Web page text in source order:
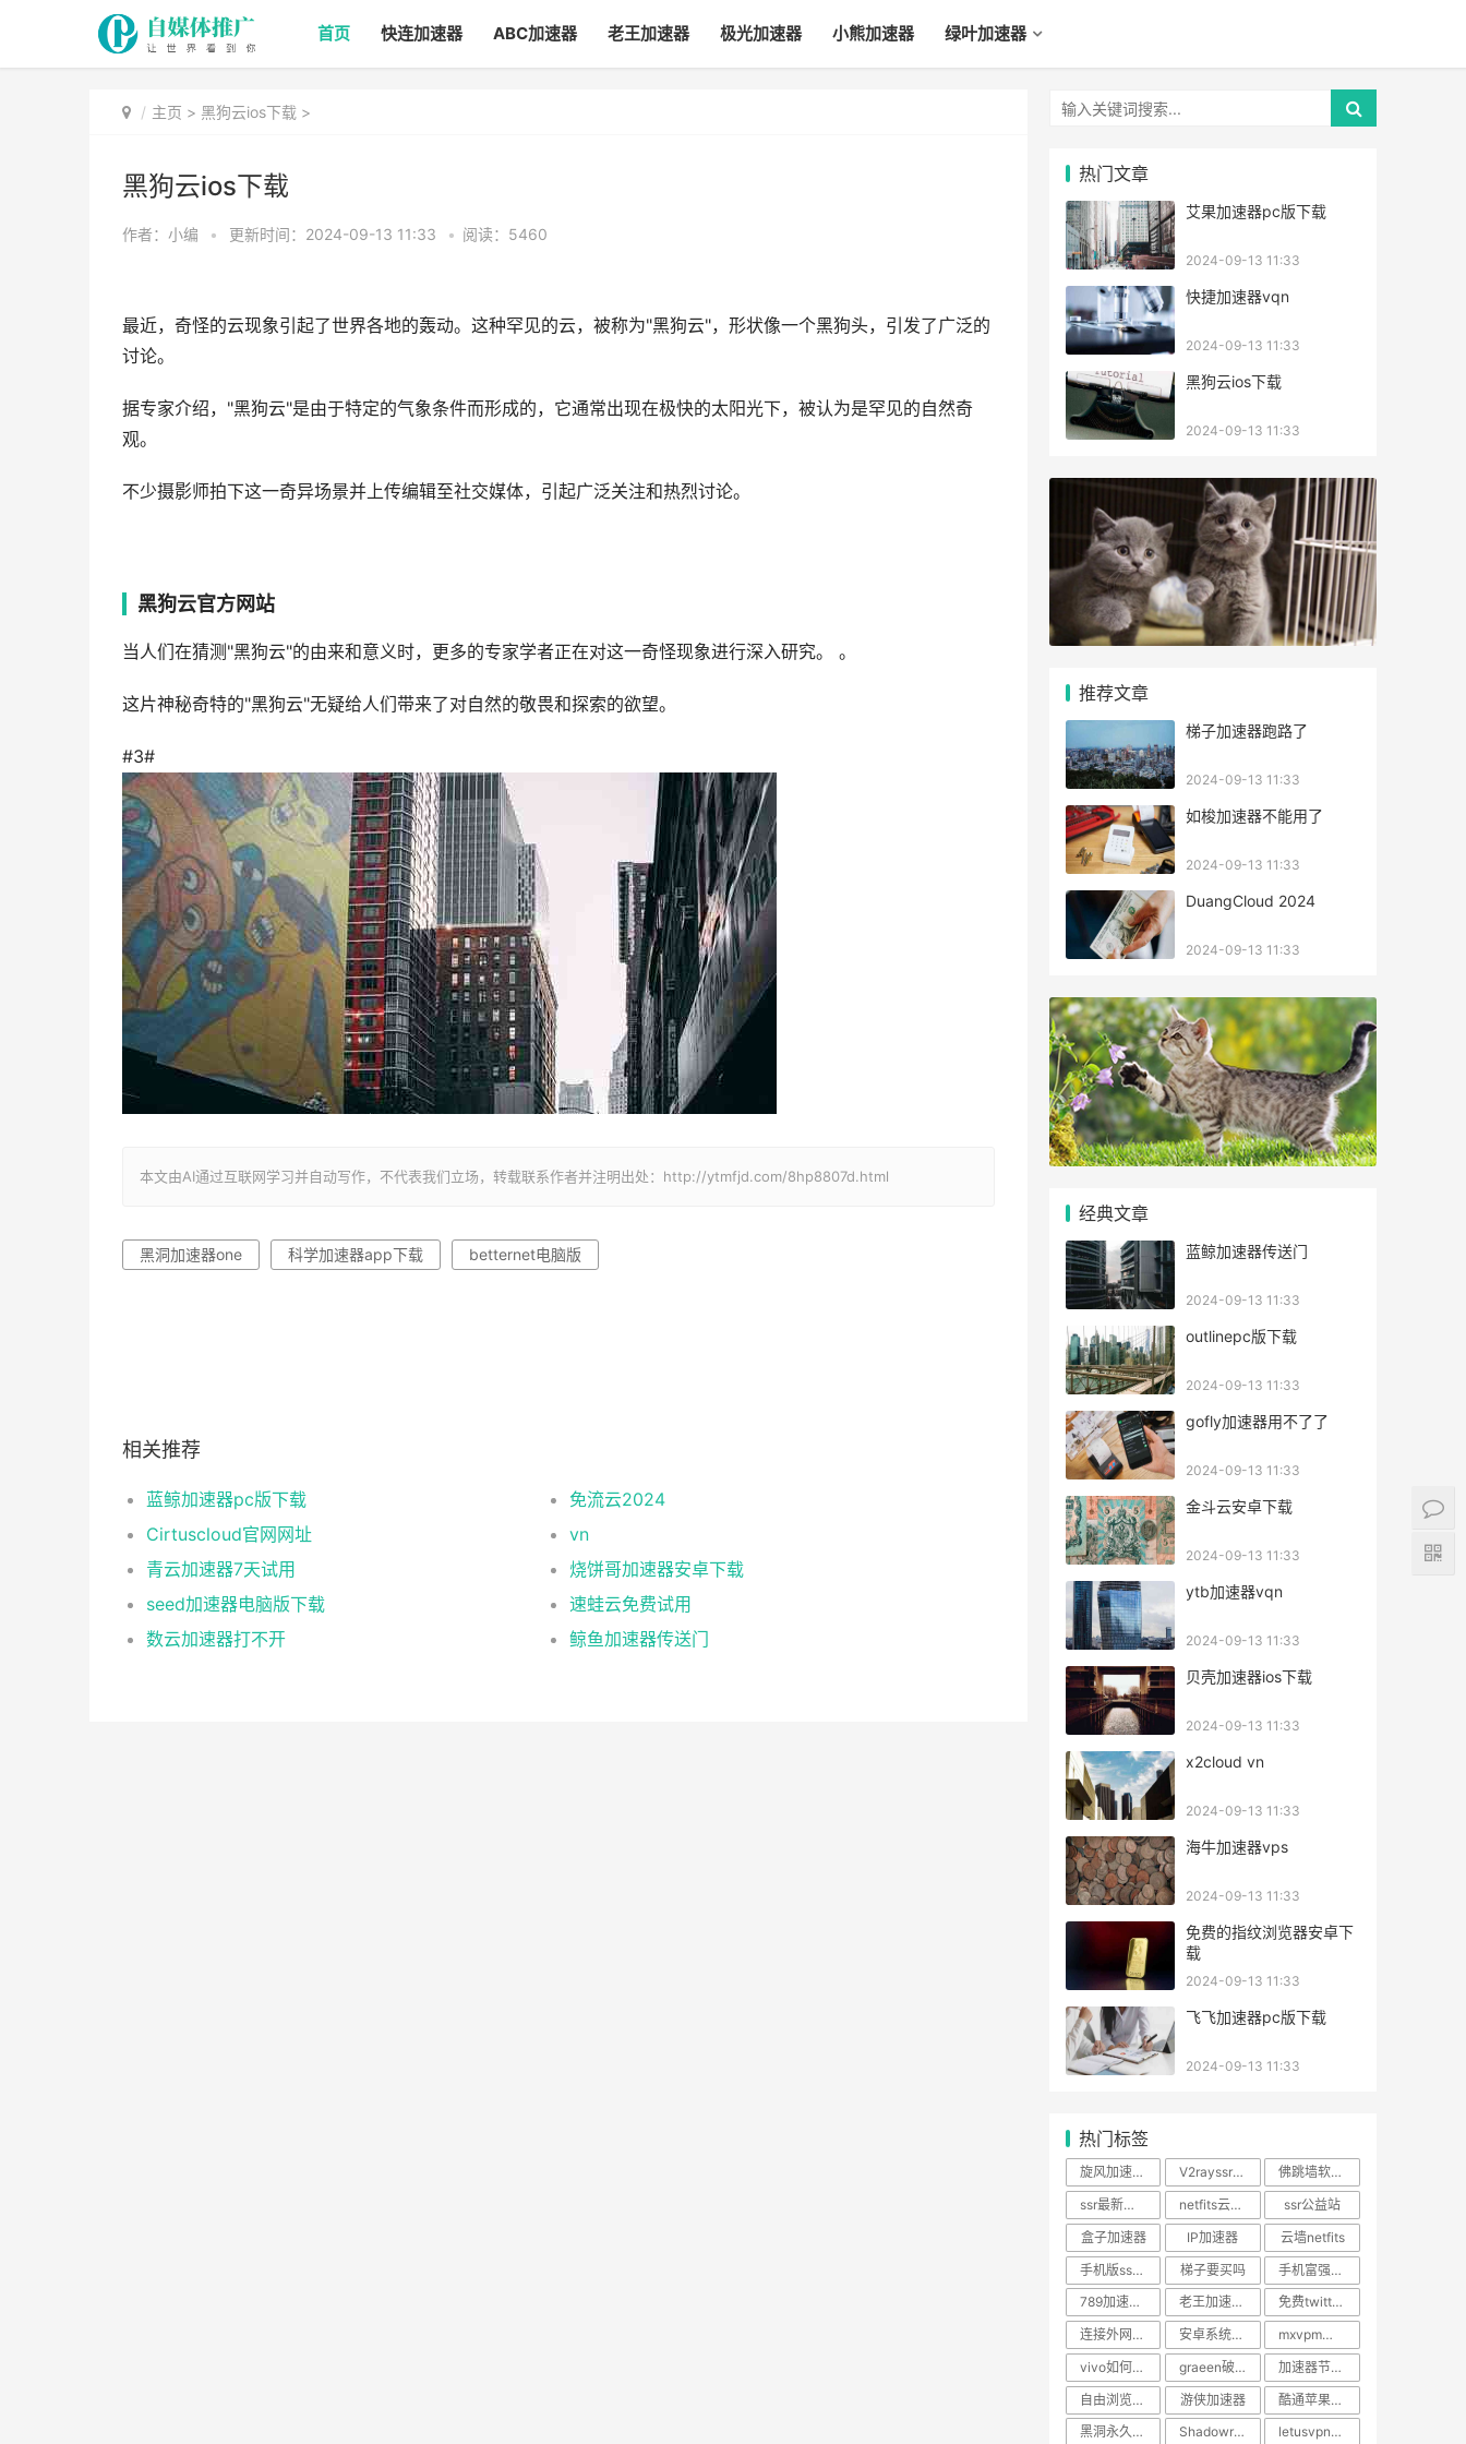
首页 快连加速器 ABC加速器 老王加速器 极光加速器 小熊加速器 绿叶加速器
主页 > 黑狗云ios下载 >
黑狗云ios下载
作者：小编 • 更新时间：2024-09-13 11:33 • 阅读：5460
最近，奇怪的云现象引起了世界各地的轰动。这种罕见的云，被称为"黑狗云"，形状像一个黑狗头，引发了广泛的
讨论。
据专家介绍，"黑狗云"是由于特定的气象条件而形成的，它通常出现在极快的太阳光下，被认为是罕见的自然奇
观。
不少摄影师拍下这一奇异场景并上传编辑至社交媒体，引起广泛关注和热烈讨论。
黑狗云官方网站
当人们在猜测"黑狗云"的由来和意义时，更多的专家学者正在对这一奇怪现象进行深入研究。 。
这片神秘奇特的"黑狗云"无疑给人们带来了对自然的敬畏和探索的欲望。
#3#
本文由AI通过互联网学习并自动写作，不代表我们立场，转载联系作者并注明出处：http://ytmfjd.com/8hp8807d.html
黑洞加速器one 科学加速器app下载 betternet电脑版
相关推荐
蓝鲸加速器pc版下载
免流云2024
Cirtuscloud官网网址
vn
青云加速器7天试用
烧饼哥加速器安卓下载
seed加速器电脑版下载
速蛙云免费试用
数云加速器打不开
鲸鱼加速器传送门
热门文章
艾果加速器pc版下载
2024-09-13 11:33
快捷加速器vqn
2024-09-13 11:33
黑狗云ios下载
2024-09-13 11:33
推荐文章
梯子加速器跑路了
2024-09-13 11:33
如梭加速器不能用了
2024-09-13 11:33
DuangCloud 2024
2024-09-13 11:33
经典文章
蓝鲸加速器传送门
2024-09-13 11:33
outlinepc版下载
2024-09-13 11:33
gofly加速器用不了了
2024-09-13 11:33
金斗云安卓下载
2024-09-13 11:33
ytb加速器vqn
2024-09-13 11:33
贝壳加速器ios下载
2024-09-13 11:33
x2cloud vn
2024-09-13 11:33
海牛加速器vps
2024-09-13 11:33
免费的指纹浏览器安卓下
载
2024-09-13 11:33
飞飞加速器pc版下载
2024-09-13 11:33
热门标签
旋风加速器ios 破解版 V2rayssr节点怎么用
佛跳墙软件下载
ssr最新版本Android
netfits云墙安卓版官网
ssr公益站
盒子加速器
IP加速器
云墙netfits
手机版ssr怎么添加节点
梯子要买吗
手机富强上网
789加速器破解版百度网盘
老王加速被封
免费twitter账号密码
连接外网软件
安卓系统hosts助手
mxvpm加速中心官网
vivo如何下载instagram
graeen破解版
加速器节点哪里买
自由浏览器最新破解版
游侠加速器
酷通苹果版下载
黑洞永久加速器官网
Shadowrocket mac 下载
letusvpn快连